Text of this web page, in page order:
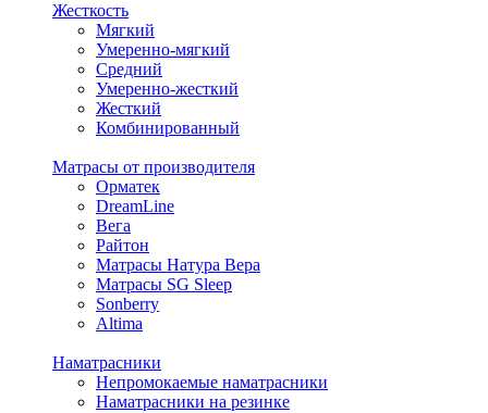
Жесткость
Мягкий
Умеренно-мягкий
Средний
Умеренно-жесткий
Жесткий
Комбинированный
Матрасы от производителя
Орматек
DreamLine
Вега
Райтон
Матрасы Натура Вера
Матрасы SG Sleep
Sonberry
Altima
Наматрасники
Непромокаемые наматрасники
Наматрасники на резинке